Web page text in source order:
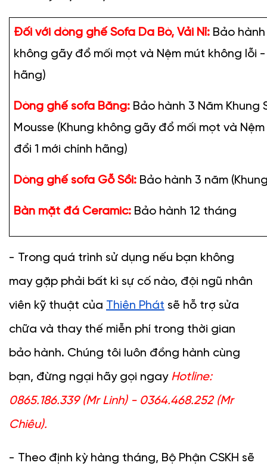
Đối với dòng ghế Sofa Da Bò, Vải Nỉ: Bảo hành
không gãy đổ mối mọt và Nệm mút không lỗi -
hãng)
Dòng ghế sofa Băng: Bảo hành 3 Năm Khung
Mousse (Khung không gãy đổ mối mọt và
đổi 1 mới chính hãng)
Dòng ghế sofa Gỗ Sồi: Bảo hành 3 năm
Bàn mặt đá Ceramic: Bảo hành 12 tháng
- Trong quá trình sử dụng nếu bạn không
may gặp phải bất kì sự cố nào, đội ngũ nhân
viên kỹ thuật của Thiên Phát sẽ hỗ trợ sửa
chữa và thay thế miễn phí trong thời gian
bảo hành. Chúng tôi luôn đồng hành cùng
bạn, đừng ngại hãy gọi ngay Hotline:
0865.186.339 (Mr Linh) - 0364.468.252 (Mr
Chiêu).
- Theo định kỳ hàng tháng, Bộ Phận CSKH sẽ